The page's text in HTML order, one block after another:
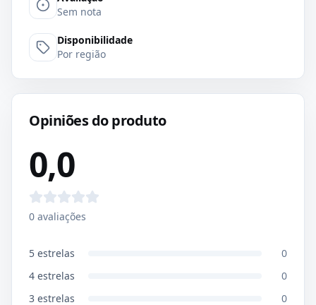
Sem nota
Disponibilidade
Por região
Opiniões do produto
0,0
0 avaliações
5 estrelas
0
4 estrelas
0
3 estrelas 0